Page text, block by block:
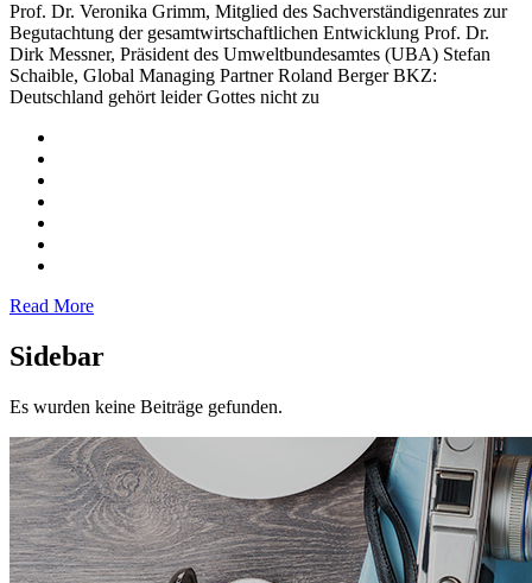
Prof. Dr. Veronika Grimm, Mitglied des Sachverständigenrates zur
Begutachtung der gesamtwirtschaftlichen Entwicklung Prof. Dr.
Dirk Messner, Präsident des Umweltbundesamtes (UBA) Stefan
Schaible, Global Managing Partner Roland Berger BKZ:
Deutschland gehört leider Gottes nicht zu
Read More
Sidebar
Es wurden keine Beiträge gefunden.